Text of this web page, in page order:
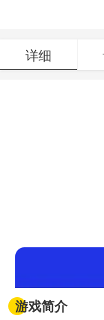
详细
游戏简介